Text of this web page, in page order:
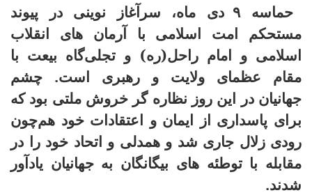
حماسه ۹ دی ماه، سرآغاز نوینی در پیوند
مستحکم امت اسلامی با آرمان های انقلاب
اسلامی و امام راحل(ره) و تجلی‌گاه بیعت با
مقام عظمای ولایت و رهبری است. چشم
جهانیان در این روز نظاره گر خروش ملتی بود که
برای پاسداری از ایمان و اعتقادات خود هم‌چون
رودی زلال جاری شد و همدلی و اتحاد خود را در
مقابله با توطئه های بیگانگان به جهانیان یادآور
شدند.